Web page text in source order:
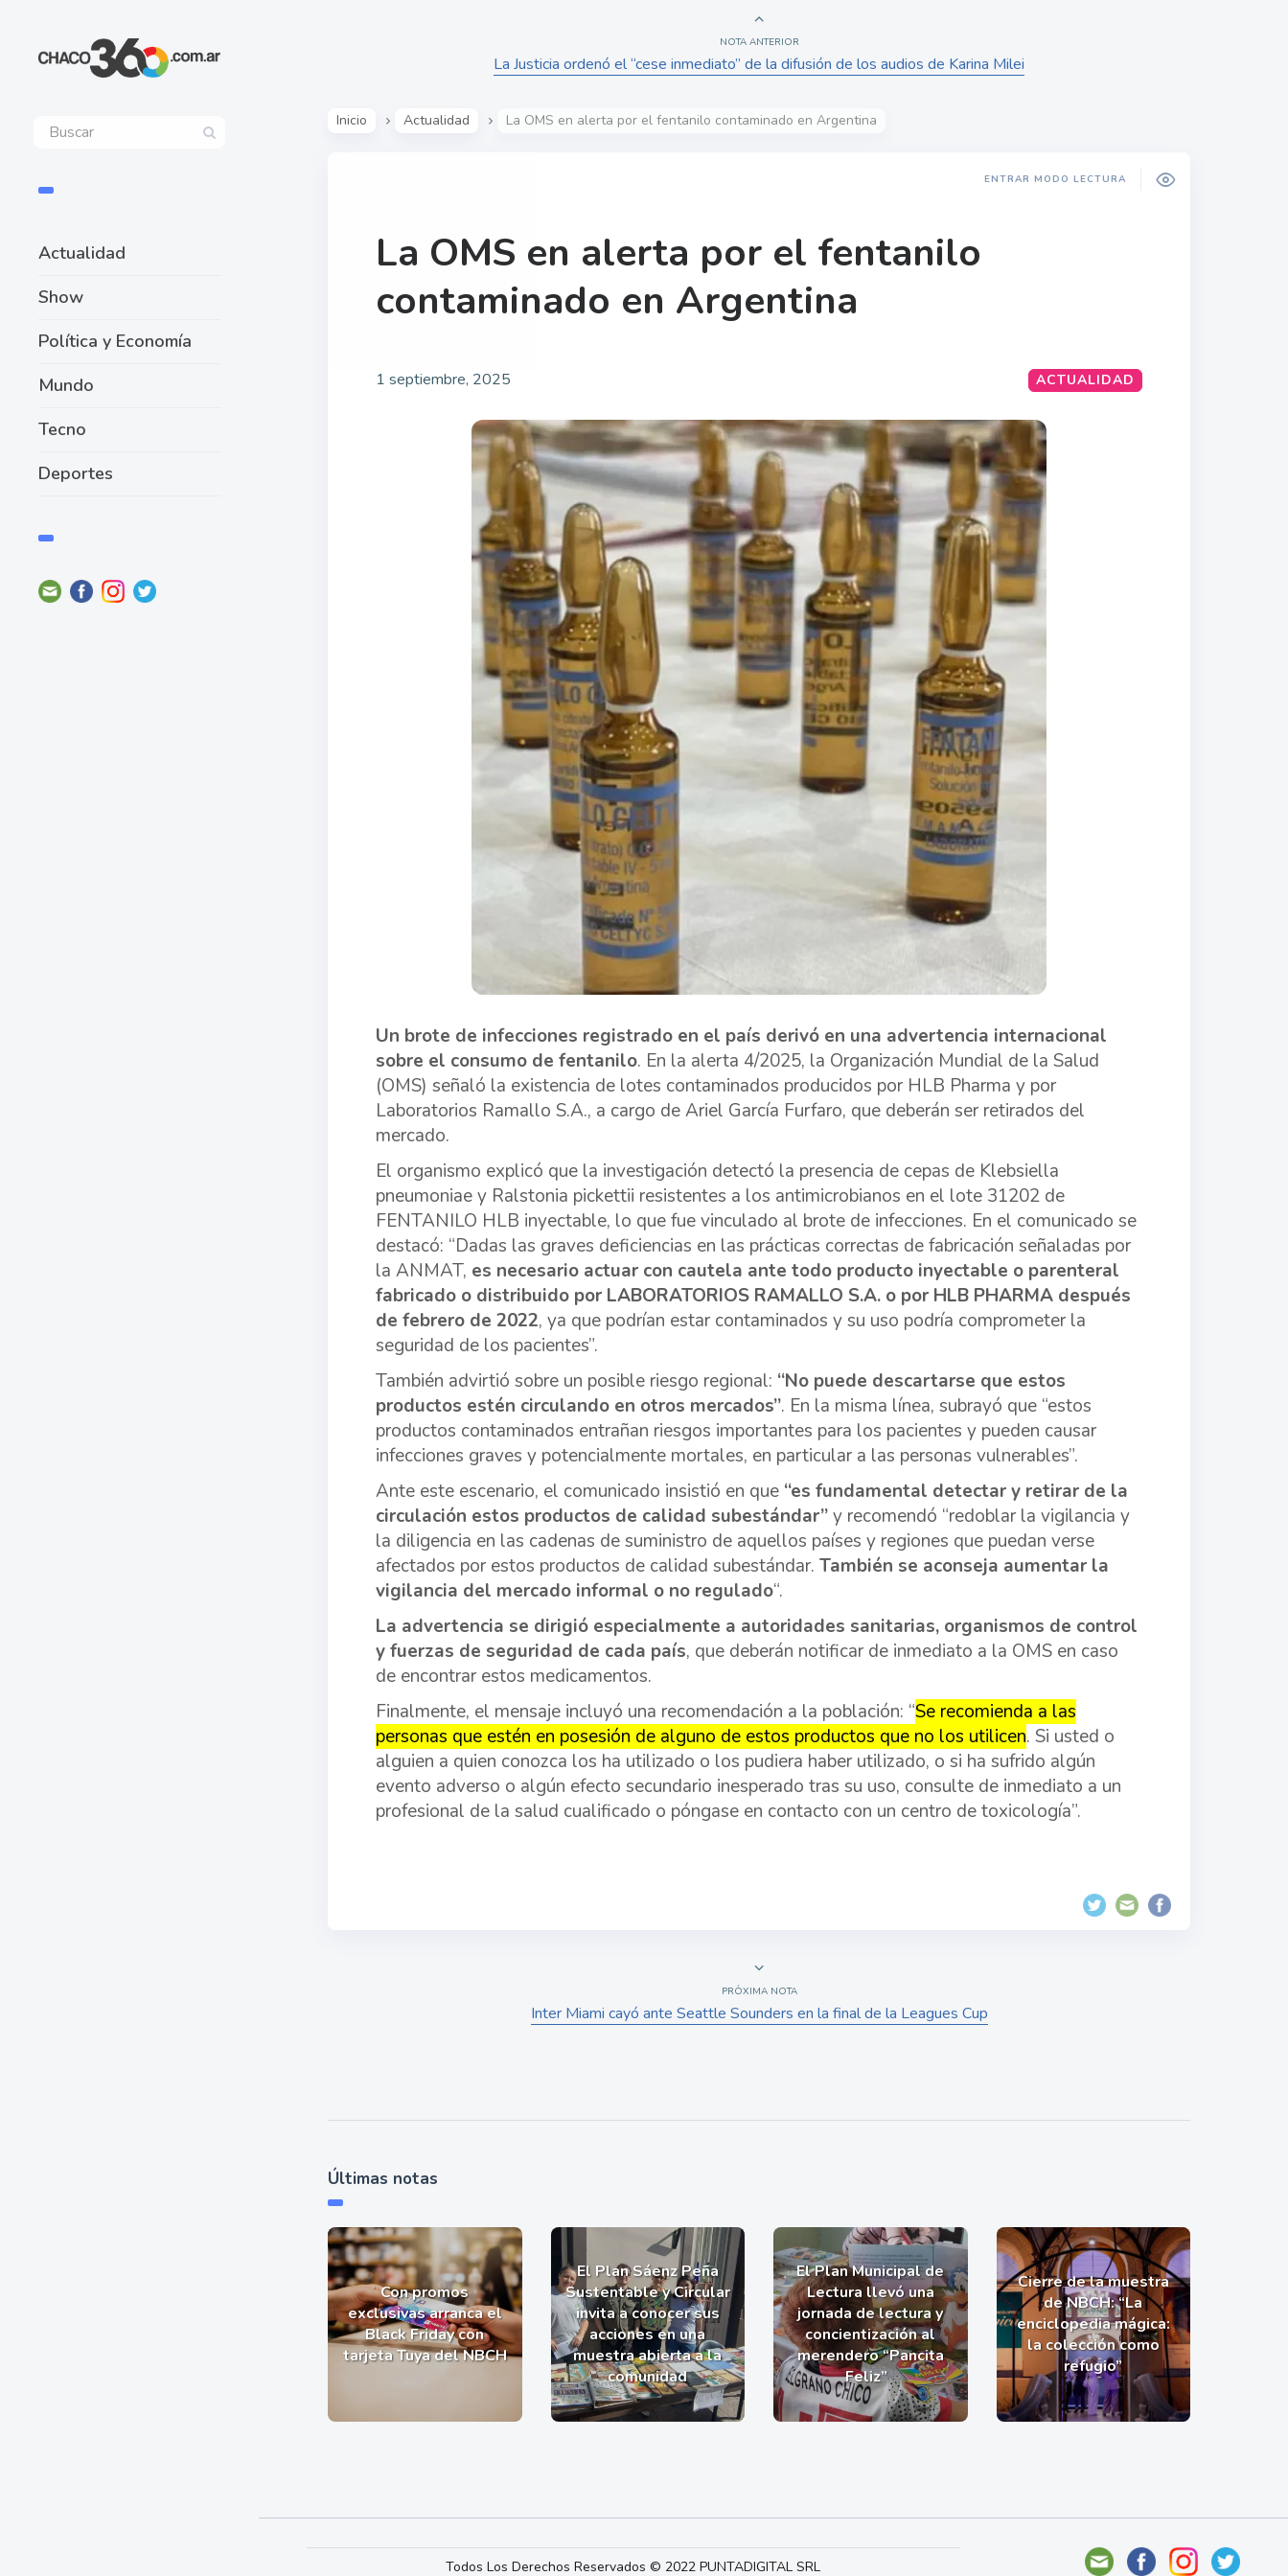
Actualidad
Show
Política y Economía
Mundo
Tecno
Deportes
NOTA ANTERIOR
La Justicia ordenó el “cese inmediato” de la difusión de los audios de Karina Milei
Inicio Actualidad La OMS en alerta por el fentanilo contaminado en Argentina
ENTRAR MODO LECTURA
La OMS en alerta por el fentanilo
contaminado en Argentina
1 septiembre, 2025 ACTUALIDAD
Un brote de infecciones registrado en el país derivó en una advertencia internacional
sobre el consumo de fentanilo. En la alerta 4/2025, la Organización Mundial de la Salud
(OMS) señaló la existencia de lotes contaminados producidos por HLB Pharma y por
Laboratorios Ramallo S.A., a cargo de Ariel García Furfaro, que deberán ser retirados del
mercado.
El organismo explicó que la investigación detectó la presencia de cepas de Klebsiella
pneumoniae y Ralstonia pickettii resistentes a los antimicrobianos en el lote 31202 de
FENTANILO HLB inyectable, lo que fue vinculado al brote de infecciones. En el comunicado se
destacó: “Dadas las graves deficiencias en las prácticas correctas de fabricación señaladas por
la ANMAT, es necesario actuar con cautela ante todo producto inyectable o parenteral
fabricado o distribuido por LABORATORIOS RAMALLO S.A. o por HLB PHARMA después
de febrero de 2022, ya que podrían estar contaminados y su uso podría comprometer la
seguridad de los pacientes”.
También advirtió sobre un posible riesgo regional: “No puede descartarse que estos
productos estén circulando en otros mercados”. En la misma línea, subrayó que “estos
productos contaminados entrañan riesgos importantes para los pacientes y pueden causar
infecciones graves y potencialmente mortales, en particular a las personas vulnerables”.
Ante este escenario, el comunicado insistió en que “es fundamental detectar y retirar de la
circulación estos productos de calidad subestándar”y recomendó “redoblar la vigilancia y
la diligencia en las cadenas de suministro de aquellos países y regiones que puedan verse
afectados por estos productos de calidad subestándar. También se aconseja aumentar la
vigilancia del mercado informal o no regulado“.
La advertencia se dirigió especialmente a autoridades sanitarias, organismos de control
y fuerzas de seguridad de cada país, que deberán notificar de inmediato a la OMS en caso
de encontrar estos medicamentos.
Finalmente, el mensaje incluyó una recomendación a la población: “Se recomienda a las
personas que estén en posesión de alguno de estos productos que no los utilicen. Si usted o
alguien a quien conozca los ha utilizado o los pudiera haber utilizado, o si ha sufrido algún
evento adverso o algún efecto secundario inesperado tras su uso, consulte de inmediato a un
profesional de la salud cualificado o póngase en contacto con un centro de toxicología”.
PRÓXIMA NOTA
Inter Miami cayó ante Seattle Sounders en la final de la Leagues Cup
Últimas notas
Con promos
exclusivas arranca el
Black Friday con
tarjeta Tuya del NBCH
El Plan Sáenz Peña
Sustentable y Circular
invita a conocer sus
acciones en una
muestra abierta a la
comunidad
El Plan Municipal de
Lectura llevó una
jornada de lectura y
concientización al
merendero “Pancita
Feliz”
Cierre de la muestra
de NBCH: “La
enciclopedia mágica:
la colección como
refugio”
Todos Los Derechos Reservados © 2022 PUNTADIGITAL SRL